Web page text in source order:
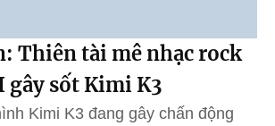
Thiên tài mê nhạc rock
gây sốt Kimi K3
Kimi K3 đang gây chấn động